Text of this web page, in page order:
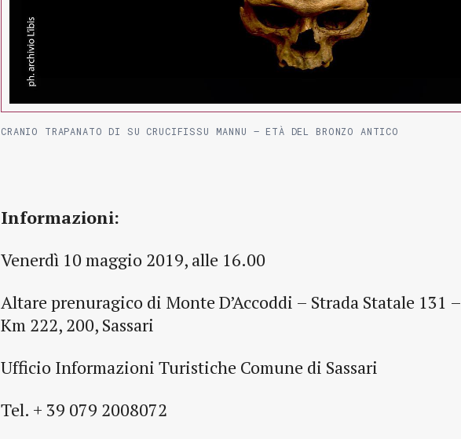
CRANIO TRAPANATO DI SU CRUCIFISSU MANNU – ETÀ DEL BRONZO ANTICO
Informazioni:
Venerdì 10 maggio 2019, alle 16.00
Altare prenuragico di Monte D’Accoddi – Strada Statale 131 –
Km 222, 200, Sassari
Ufficio Informazioni Turistiche Comune di Sassari
Tel. + 39 079 2008072